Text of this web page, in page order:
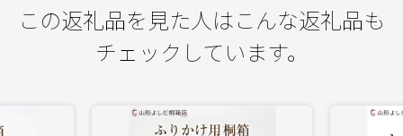
この返礼品を見た人はこんな返礼品も
チェックしています。